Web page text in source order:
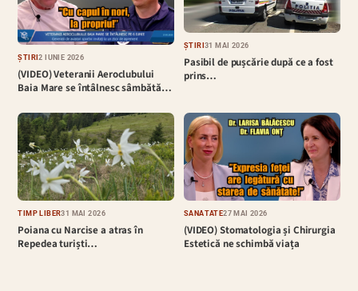
ȘTIRI2 IUNIE 2026
(VIDEO) Veteranii Aeroclubului
Baia Mare se întâlnesc sâmbătă…
ȘTIRI31 MAI 2026
Pasibil de pușcărie după ce a fost
prins…
TIMP LIBER31 MAI 2026
Poiana cu Narcise a atras în
Repedea turiști…
SĂNĂTATE27 MAI 2026
(VIDEO) Stomatologia și Chirurgia
Estetică ne schimbă viața